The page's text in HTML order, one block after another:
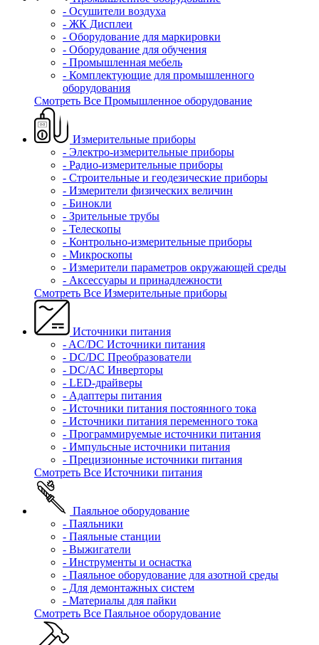
- Осушители воздуха
- ЖК Дисплеи
- Оборудование для маркировки
- Оборудование для обучения
- Промышленная мебель
- Комплектующие для промышленного
оборудования
Смотреть Все Промышленное оборудование
Измерительные приборы
- Электро-измерительные приборы
- Радио-измерительные приборы
- Строительные и геодезические приборы
- Измерители физических величин
- Бинокли
- Зрительные трубы
- Телескопы
- Контрольно-измерительные приборы
- Микроскопы
- Измерители параметров окружающей среды
- Аксессуары и принадлежности
Смотреть Все Измерительные приборы
Источники питания
- AC/DC Источники питания
- DC/DC Преобразователи
- DC/AC Инверторы
- LED-драйверы
- Адаптеры питания
- Источники питания постоянного тока
- Источники питания переменного тока
- Программируемые источники питания
- Импульсные источники питания
- Прецизионные источники питания
Смотреть Все Источники питания
Паяльное оборудование
- Паяльники
- Паяльные станции
- Выжигатели
- Инструменты и оснастка
- Паяльное оборудование для азотной среды
- Для демонтажных систем
- Материалы для пайки
Смотреть Все Паяльное оборудование